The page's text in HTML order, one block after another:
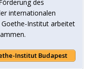
des
internationalen
Institut arbeitet
Institut Budapest